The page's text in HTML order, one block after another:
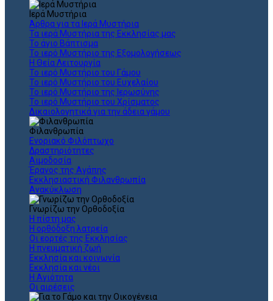
Ιερά Μυστήρια
Άρθρα για τα Ιερά Μυστήρια
Τα ιερά Μυστήρια της Εκκλησίας μας
Το άγιο Βάπτισμα
Το ιερό Μυστήριο της Εξομολογήσεως
Η Θεία Λειτουργία
Το ιερό Μυστήριο του Γάμου
Το ιερό Μυστήριο του Ευχελαίου
Το ιερό Μυστήριο της Ιερωσύνης
Το ιερό Μυστήριο του Χρίσματος
Δικαιολογητικά για την άδεια γάμου
Φιλανθρωπία
Ενοριακό Φιλόπτωχο
Δραστηριότητες
Αιμοδοσία
Έρανος της Αγάπης
Εκκλησιαστική Φιλανθρωπία
Ανακύκλωση
Γνωρίζω την Ορθοδοξία
Η πίστη μας
Η ορθόδοξη λατρεία
Οι εορτές της Εκκλησίας
Η πνευματική ζωή
Εκκλησία και κοινωνία
Εκκλησία και νέοι
Η Αγιότητα
Οι αιρέσεις